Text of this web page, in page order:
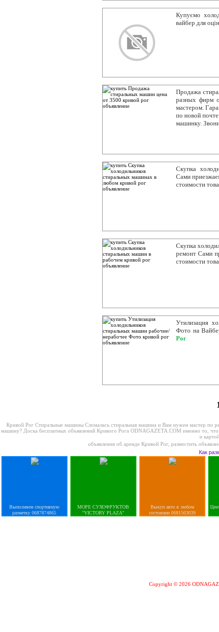
Купуємо
вайбер для
Продажа
разных фирм
мастером.
по новой
машинку.
Скупка
Сами
стоимости
Скупка
ремонт Сами
стоимости
Утилизация
Фото на
Рог
Кривой Рог Стиральные машины Сломалась стиральная машина и Вам нужен мастер по
машину? Доска бесплатных объявлений Кривого Рога ODNAGAZETA.COM именно то,
и
объявления об аренде Кривой Рог, разместить
Как
Выполняем спортивную
разметку 0687874865
МОРЕ СУХОФРУКТОВ
"VICTORY PLAZA"
Выкуп авто в любом
состоянии 0681563039
Copyright © 2026